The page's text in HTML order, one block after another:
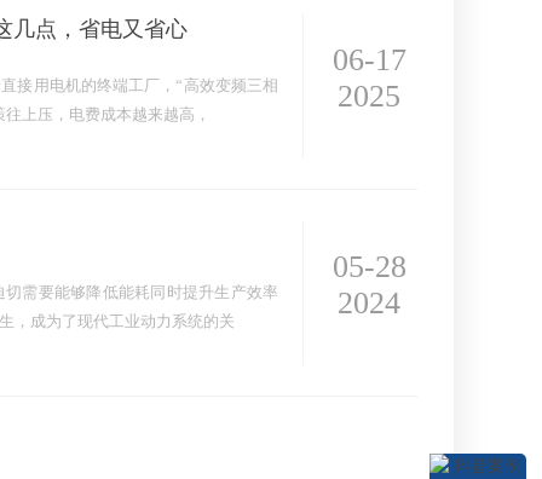
几点，省电又省心
接用电机的终端工厂，“高效变频三相
上压，电费成本越来越高，
06-17
2025
需要能够降低能耗同时提升生产效率
，成为了现代工业动力系统的关
05-28
2024